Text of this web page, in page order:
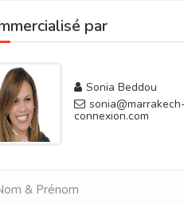
par
Sonia Beddou
sonia@marrakech-
connexion.com